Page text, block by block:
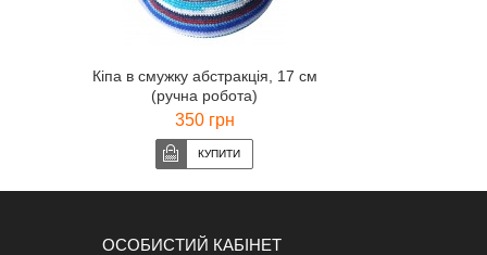
Кіпа в смужку абстракція, 17 см
(ручна робота)
350 грн
ОСОБИСТИЙ КАБІНЕТ